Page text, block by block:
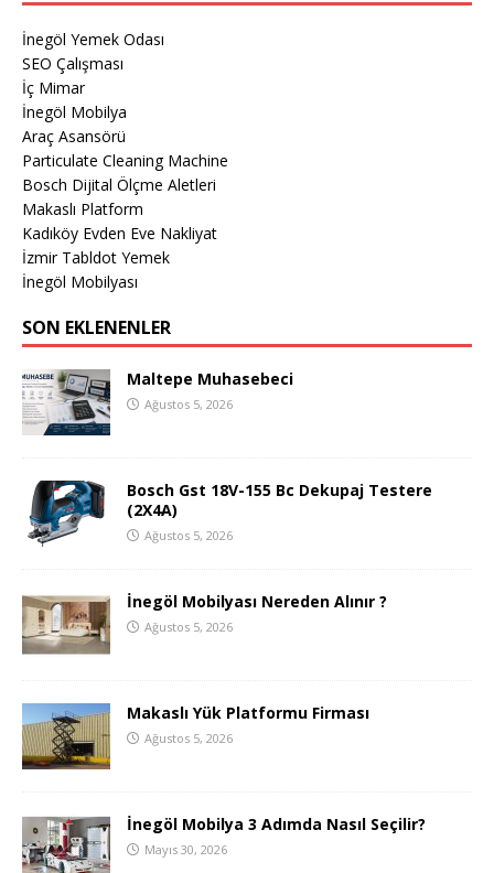
İnegöl Yemek Odası
SEO Çalışması
İç Mimar
İnegöl Mobilya
Araç Asansörü
Particulate Cleaning Machine
Bosch Dijital Ölçme Aletleri
Makaslı Platform
Kadıköy Evden Eve Nakliyat
İzmir Tabldot Yemek
İnegöl Mobilyası
SON EKLENENLER
Maltepe Muhasebeci
Ağustos 5, 2026
Bosch Gst 18V-155 Bc Dekupaj Testere
(2X4A)
Ağustos 5, 2026
İnegöl Mobilyası Nereden Alınır ?
Ağustos 5, 2026
Makaslı Yük Platformu Firması
Ağustos 5, 2026
İnegöl Mobilya 3 Adımda Nasıl Seçilir?
Mayıs 30, 2026